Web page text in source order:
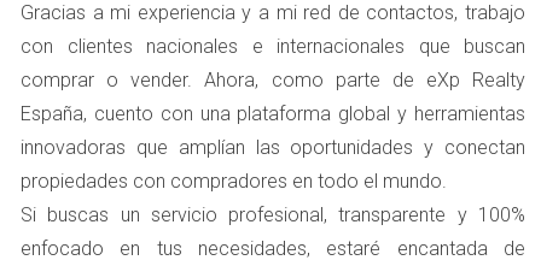
Cada propiedad tiene sus propias características y
condiciones. Si no consideras aspectos como la
antigüedad, el estado de conservación o las mejoras
realizadas, podrías estar fijando un precio incorrecto.
Por ejemplo, una casa recién reformada puede justificar
un precio más alto que una similar que necesite
reparaciones.
Gracias a mi experiencia y a mi red de contactos, trabajo
con clientes nacionales e internacionales que buscan
comprar o vender. Ahora, como parte de eXp Realty
España, cuento con una plataforma global y herramientas
innovadoras que amplían las oportunidades y conectan
propiedades con compradores en todo el mundo.
Si buscas un servicio profesional, transparente y 100%
enfocado en tus necesidades, estaré encantada de